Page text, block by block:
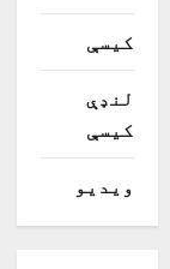
کیسې
لنډې
کیسې
ویدیو